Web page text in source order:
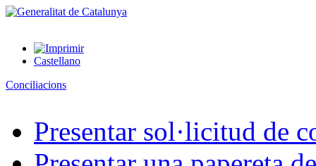
Castellano
Conciliacions
Presentar sol·licitud de